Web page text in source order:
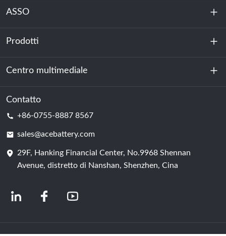
ASSO
Chi siamo
Sostenibilità
Prodotti
Accumulo di energia
Centro dati e sala server
Cella della batteria
Centro multimediale
Notizia
Contatto
+86-0755-8887 8567
sales@acebattery.com
29F, Hanking Financial Center, No.9968 Shennan
Avenue, distretto di Nanshan, Shenzhen, Cina